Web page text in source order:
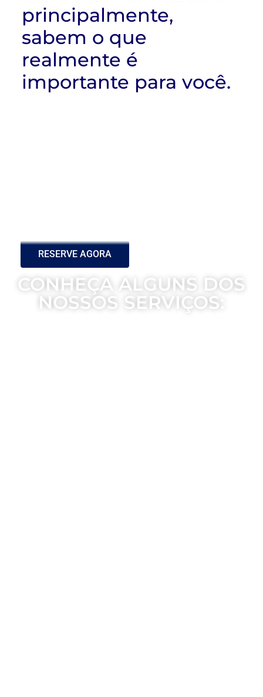
principalmente,
sabem o que
realmente é
importante para você.
RESERVE AGORA
CONHEÇA ALGUNS DOS
NOSSOS SERVIÇOS: